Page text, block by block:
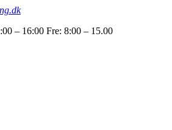
– 16:00 Fre: 8:00 – 15.00